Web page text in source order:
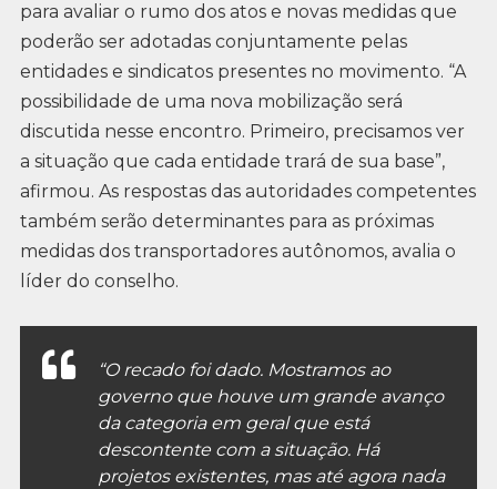
para avaliar o rumo dos atos e novas medidas que
poderão ser adotadas conjuntamente pelas
entidades e sindicatos presentes no movimento. “A
possibilidade de uma nova mobilização será
discutida nesse encontro. Primeiro, precisamos ver
a situação que cada entidade trará de sua base”,
afirmou. As respostas das autoridades competentes
também serão determinantes para as próximas
medidas dos transportadores autônomos, avalia o
líder do conselho.
“O recado foi dado. Mostramos ao
governo que houve um grande avanço
da categoria em geral que está
descontente com a situação. Há
projetos existentes, mas até agora nada